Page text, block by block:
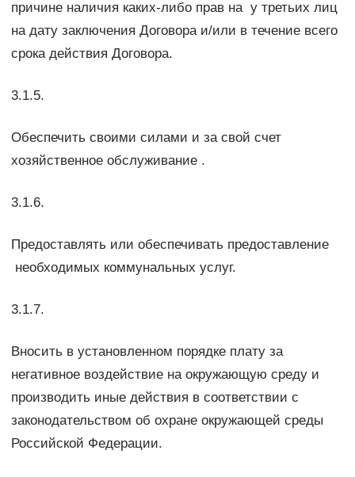
причине наличия каких-либо прав на у третьих лиц
на дату заключения Договора и/или в течение всего
срока действия Договора.
3.1.5.
Обеспечить своими силами и за свой счет
хозяйственное обслуживание .
3.1.6.
Предоставлять или обеспечивать предоставление
необходимых коммунальных услуг.
3.1.7.
Вносить в установленном порядке плату за
негативное воздействие на окружающую среду и
производить иные действия в соответствии с
законодательством об охране окружающей среды
Российской Федерации.